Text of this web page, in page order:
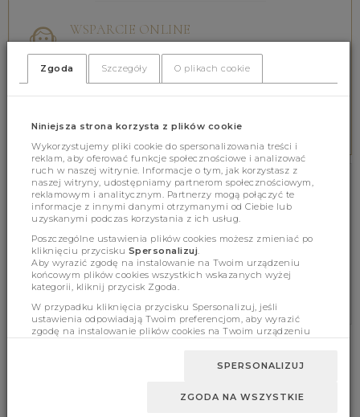
WSPARCIE ONLINE
Wspieramy online 8.00-16.00
tel. 578 552 642
Zabezpieczamy wszystkie płatności
NEWSLETTER
ZAPISZ SIĘ BEZPŁATNIE NA NEWSLETTER!
* Zgoda na powiadomienia marketingowe
Zgoda Szczegóły O plikach cookie
Niniejsza strona korzysta z plików cookie
Wykorzystujemy pliki cookie do spersonalizowania treści i
reklam, aby oferować funkcje społecznościowe i analizować
ruch w naszej witrynie. Informacje o tym, jak korzystasz z
naszej witryny, udostępniamy partnerom społecznościowym,
reklamowym i analitycznym. Partnerzy mogą połączyć te
informacje z innymi danymi otrzymanymi od Ciebie lub
uzyskanymi podczas korzystania z ich usług.
Poszczególne ustawienia plików cookies możesz zmieniać po
kliknięciu przycisku Spersonalizuj.
Aby wyrazić zgodę na instalowanie na Twoim urządzeniu
końcowym plików cookies wszystkich wskazanych wyżej
kategorii, kliknij przycisk Zgoda.
W przypadku kliknięcia przycisku Spersonalizuj, jeśli
ustawienia odpowiadają Twoim preferencjom, aby wyrazić
zgodę na instalowanie plików cookies na Twoim urządzeniu
SPERSONALIZUJ
ZGODA NA WSZYSTKIE